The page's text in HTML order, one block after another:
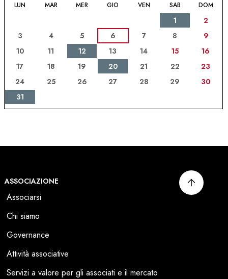
LUN MAR MER GIO VEN SAB DOM
1
2
3
4 5 6 7 8
9
10
11 12 13 14 15
16
17
18 19 20 21 22
23
24
25 26 27 28 29
30
31
ASSOCIAZIONE
Associarsi
Chi siamo
Governance
Attività associative
Servizi a valore per gli associati e il mercato